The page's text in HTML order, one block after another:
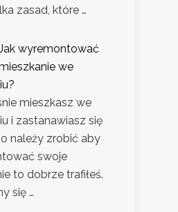
zasad, które …
wyremontować
we
mieszkasz we
i zastanawiasz się
należy zrobić aby
swoje
to dobrze trafiłeś.
się …